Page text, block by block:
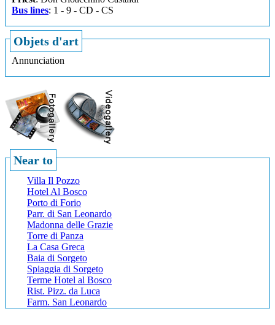
Bus lines: 1 - 9 - CD - CS
Objets d'art
Annunciation
Near to
Villa Il Pozzo
Hotel Al Bosco
Porto di Forio
Parr. di San Leonardo
Madonna delle Grazie
Torre di Panza
La Casa Greca
Baia di Sorgeto
Spiaggia di Sorgeto
Terme Hotel al Bosco
Rist. Pizz. da Luca
Farm. San Leonardo